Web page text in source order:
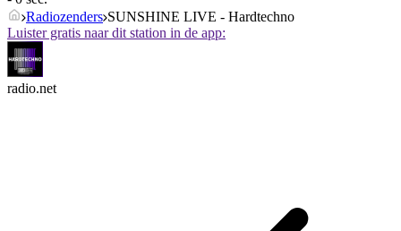
Radiozenders SUNSHINE LIVE - Hardtechno
Luister gratis naar dit station in de app:
radio.net